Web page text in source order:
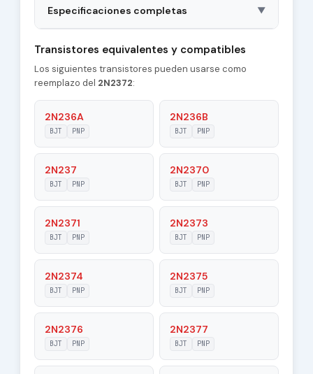
Especificaciones completas ▼
Polarity PNP
Material of
Transistor
Si
Frequency (ft)
1 MHz
Collector
15 pF
Maximum Collector
Current |Ic max|
0.1 A
Base Voltage
|Veb|
15 V
Collector-Base
Voltage |Vcb|
15 V
Transistores equivalentes y compatibles
Los siguientes transistores pueden usarse como
reemplazo del 2N2372:
2N236A
BJT PNP
2N236B
BJT PNP
2N237
BJT PNP
2N2370
BJT PNP
2N2371
BJT PNP
2N2373
BJT PNP
2N2374
BJT PNP
2N2375
BJT PNP
2N2376
BJT PNP
2N2377
BJT PNP